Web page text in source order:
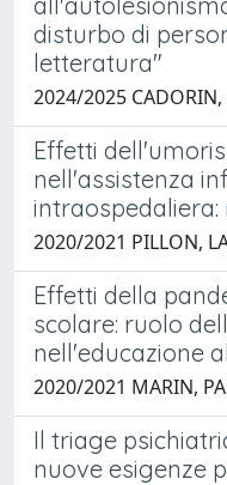
disturbo di
letteratura"
2024/2025 CADORIN,
Effetti
nell'assistenza
2020/2021 PILLON,
Effetti della
scolare: ruolo
nell'educazione
2020/2021 MARIN,
Il triage
nuove esigenze